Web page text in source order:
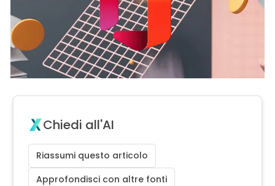
Chiedi all'AI
Riassumi questo articolo
Approfondisci con altre fonti